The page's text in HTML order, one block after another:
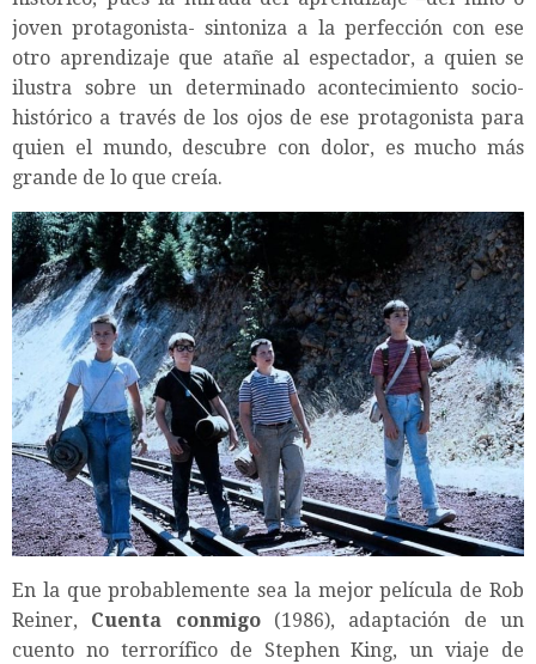
joven protagonista- sintoniza a la perfección con ese
otro aprendizaje que atañe al espectador, a quien se
ilustra sobre un determinado acontecimiento socio-
histórico a través de los ojos de ese protagonista para
quien el mundo, descubre con dolor, es mucho más
grande de lo que creía.
En la que probablemente sea la mejor película de Rob
Reiner, Cuenta conmigo(1986), adaptación de un
cuento no terrorífico de Stephen King, un viaje de